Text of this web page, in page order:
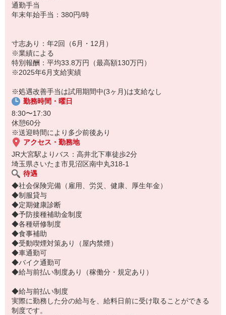
通勤手当
年末年始手当：380円/時
寸志あり：年2回（6月・12月）
※業績による
特別報酬：平均33.8万円（最高額130万円）
※2025年6月支給実績
※処遇改善手当は試用期間中(3ヶ月)は支給なし
勤務時間・曜日
8:30〜17:30
休憩60分
※送迎時間により多少前後あり
アクセス・勤務地
JR大宮駅よりバス：高井北下車徒歩2分
埼玉県さいたま市見沼区南中丸318-1
待遇
◆社会保険完備（雇用、労災、健康、厚生年金）
◆制服貸与
◆定期健康診断
◆予防接種補助金制度
◆各種研修制度
◆食事補助
◆受動喫煙対策あり（屋内禁煙）
◆車通勤可
◆バイク通勤可
◆給与前払い制度あり（稼働分・規定あり）
◆給与前払い制度
実際に勤務した分の給与を、給料日前に受け取ることができる
制度です。